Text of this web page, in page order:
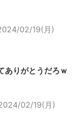
02/19(月)
ありがとうだろｗ
02/19(月)